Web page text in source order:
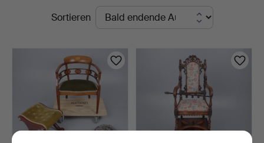
Young's
Auctions
LaufendeSortieren